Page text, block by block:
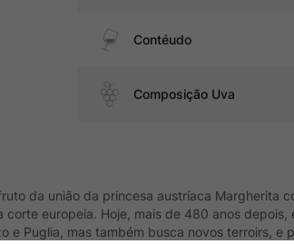
Contéudo
Composição Uva
da união da princesa austríaca Margherita
europeia. Hoje, mais de 480 anos
Puglia, mas também busca novos terroirs, e